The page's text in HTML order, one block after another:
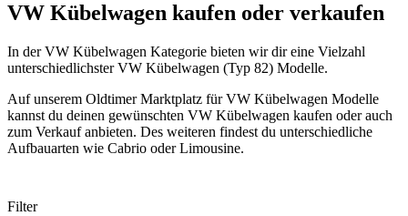
VW Kübelwagen kaufen oder verkaufen
In der VW Kübelwagen Kategorie bieten wir dir eine Vielzahl
unterschiedlichster VW Kübelwagen (Typ 82) Modelle.
Auf unserem Oldtimer Marktplatz für VW Kübelwagen Modelle
kannst du deinen gewünschten VW Kübelwagen kaufen oder auch
zum Verkauf anbieten. Des weiteren findest du unterschiedliche
Aufbauarten wie Cabrio oder Limousine.
Filter